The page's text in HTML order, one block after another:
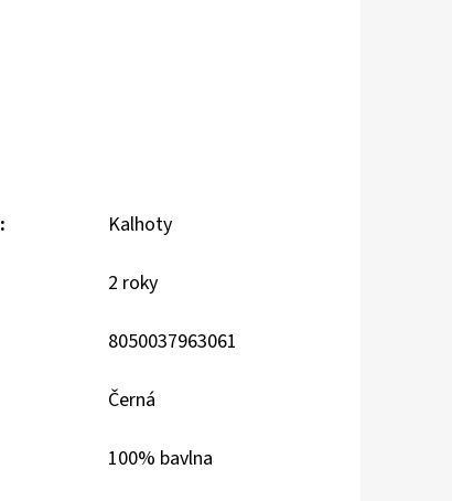
: Kalhoty
2 roky
8050037963061
Černá
100% bavlna